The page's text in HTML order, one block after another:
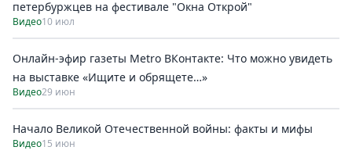
петербуржцев на фестивале "Окна Открой"
Видео10 июл
Онлайн-эфир газеты Metro ВКонтакте: Что можно увидеть
на выставке «Ищите и обрящете…»
Видео29 июн
Начало Великой Отечественной войны: факты и мифы
Видео15 июн